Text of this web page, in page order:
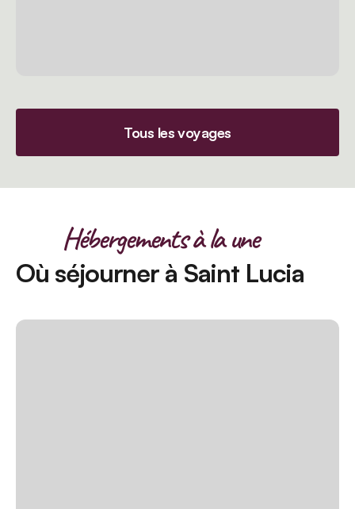
Tous les voyages
Hébergements à la une
Où séjourner à Saint Lucia